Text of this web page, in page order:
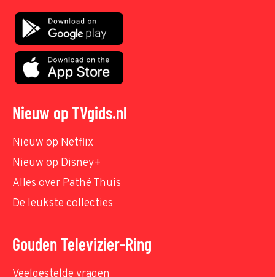
Nieuw op TVgids.nl
Nieuw op Netflix
Nieuw op Disney+
Alles over Pathé Thuis
De leukste collecties
Gouden Televizier-Ring